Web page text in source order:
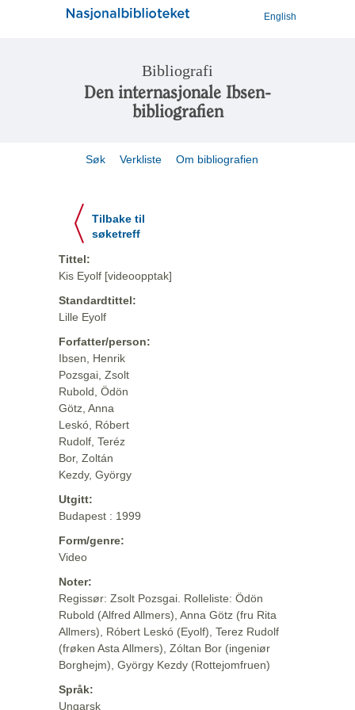
English
Bibliografi
Den internasjonale Ibsen-
bibliografien
Søk Verkliste Om bibliografien
Tilbake til
søketreff
Tittel:
Kis Eyolf [videoopptak]
Standardtittel:
Lille Eyolf
Forfatter/person:
Ibsen, Henrik
Pozsgai, Zsolt
Rubold, Ödön
Götz, Anna
Leskó, Róbert
Rudolf, Teréz
Bor, Zoltán
Kezdy, György
Utgitt:
Budapest : 1999
Form/genre:
Video
Noter:
Regissør: Zsolt Pozsgai. Rolleliste: Ödön
Rubold (Alfred Allmers), Anna Götz (fru Rita
Allmers), Róbert Leskó (Eyolf), Terez Rudolf
(frøken Asta Allmers), Zóltan Bor (ingeniør
Borghejm), György Kezdy (Rottejomfruen)
Språk:
Ungarsk